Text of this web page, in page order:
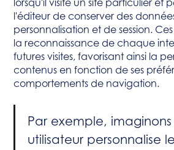
lorsqu'il visite un site particulier et
l'éditeur de conserver des
personnalisation et de session.
la reconnaissance de chaque
futures visites, favorisant ainsi la
contenus en fonction de ses
comportements de navigation.
Par exemple,
utilisateur personnalise